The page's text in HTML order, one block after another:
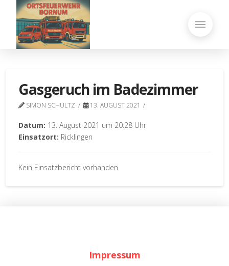
Gasgeruch im Badezimmer
SIMON SCHULTZ 13. AUGUST 2021
Datum: 13. August 2021 um 20:28 Uhr
Einsatzort: Ricklingen
Kein Einsatzbericht vorhanden
Impressum